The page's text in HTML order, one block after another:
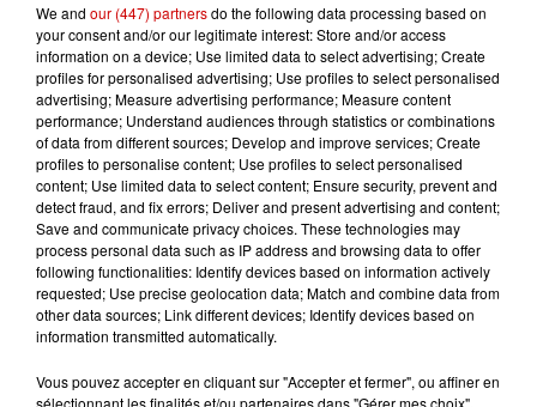
6 août 2026
Invasion de physalies sur des
plages du Sud-Ouest
6 août 2026
À LA UNE : affaire Manon
Relandeau, musée cambriolé et
Amel Bent en...
We and our (447) partnersdo the following data processing based on
your consent and/or our legitimate interest: Store and/or access
information on a device; Use limited data to select advertising; Create
profiles for personalised advertising; Use profiles to select personalised
advertising; Measure advertising performance; Measure content
performance; Understand audiences through statistics or combinations
of data from different sources; Develop and improve services; Create
profiles to personalise content; Use profiles to select personalised
content; Use limited data to select content; Ensure security, prevent and
detect fraud, and fix errors; Deliver and present advertising and content;
Save and communicate privacy choices. These technologies may
process personal data such as IP address and browsing data to offer
following functionalities: Identify devices based on information actively
requested; Use precise geolocation data; Match and combine data from
other data sources; Link different devices; Identify devices based on
information transmitted automatically.
Vous pouvez accepter en cliquant sur "Accepter et fermer", ou affiner en
sélectionnant les finalités et/ou partenaires dans "Gérer mes choix".